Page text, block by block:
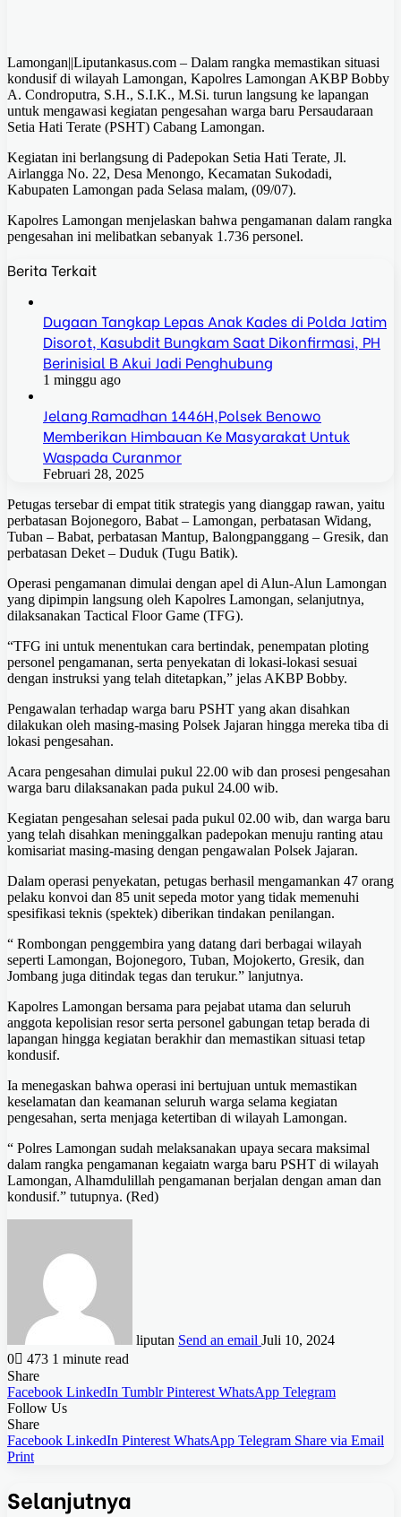
Lamongan||Liputankasus.com – Dalam rangka memastikan situasi
kondusif di wilayah Lamongan, Kapolres Lamongan AKBP Bobby
A. Condroputra, S.H., S.I.K., M.Si. turun langsung ke lapangan
untuk mengawasi kegiatan pengesahan warga baru Persaudaraan
Setia Hati Terate (PSHT) Cabang Lamongan.
Kegiatan ini berlangsung di Padepokan Setia Hati Terate, Jl.
Airlangga No. 22, Desa Menongo, Kecamatan Sukodadi,
Kabupaten Lamongan pada Selasa malam, (09/07).
Kapolres Lamongan menjelaskan bahwa pengamanan dalam rangka
pengesahan ini melibatkan sebanyak 1.736 personel.
Berita Terkait
Dugaan Tangkap Lepas Anak Kades di Polda Jatim
Disorot, Kasubdit Bungkam Saat Dikonfirmasi, PH
Berinisial B Akui Jadi Penghubung
1 minggu ago
Jelang Ramadhan 1446H,Polsek Benowo
Memberikan Himbauan Ke Masyarakat Untuk
Waspada Curanmor
Februari 28, 2025
Petugas tersebar di empat titik strategis yang dianggap rawan, yaitu
perbatasan Bojonegoro, Babat – Lamongan, perbatasan Widang,
Tuban – Babat, perbatasan Mantup, Balongpanggang – Gresik, dan
perbatasan Deket – Duduk (Tugu Batik).
Operasi pengamanan dimulai dengan apel di Alun-Alun Lamongan
yang dipimpin langsung oleh Kapolres Lamongan, selanjutnya,
dilaksanakan Tactical Floor Game (TFG).
“TFG ini untuk menentukan cara bertindak, penempatan ploting
personel pengamanan, serta penyekatan di lokasi-lokasi sesuai
dengan instruksi yang telah ditetapkan,” jelas AKBP Bobby.
Pengawalan terhadap warga baru PSHT yang akan disahkan
dilakukan oleh masing-masing Polsek Jajaran hingga mereka tiba di
lokasi pengesahan.
Acara pengesahan dimulai pukul 22.00 wib dan prosesi pengesahan
warga baru dilaksanakan pada pukul 24.00 wib.
Kegiatan pengesahan selesai pada pukul 02.00 wib, dan warga baru
yang telah disahkan meninggalkan padepokan menuju ranting atau
komisariat masing-masing dengan pengawalan Polsek Jajaran.
Dalam operasi penyekatan, petugas berhasil mengamankan 47 orang
pelaku konvoi dan 85 unit sepeda motor yang tidak memenuhi
spesifikasi teknis (spektek) diberikan tindakan penilangan.
“ Rombongan penggembira yang datang dari berbagai wilayah
seperti Lamongan, Bojonegoro, Tuban, Mojokerto, Gresik, dan
Jombang juga ditindak tegas dan terukur.” lanjutnya.
Kapolres Lamongan bersama para pejabat utama dan seluruh
anggota kepolisian resor serta personel gabungan tetap berada di
lapangan hingga kegiatan berakhir dan memastikan situasi tetap
kondusif.
Ia menegaskan bahwa operasi ini bertujuan untuk memastikan
keselamatan dan keamanan seluruh warga selama kegiatan
pengesahan, serta menjaga ketertiban di wilayah Lamongan.
“ Polres Lamongan sudah melaksanakan upaya secara maksimal
dalam rangka pengamanan kegaiatn warga baru PSHT di wilayah
Lamongan, Alhamdulillah pengamanan berjalan dengan aman dan
kondusif.” tutupnya. (Red)
liputan Send an email Juli 10, 2024
0
473 1 minute read
Share
Facebook LinkedIn Tumblr Pinterest WhatsApp Telegram
Follow Us
Share
Facebook LinkedIn Pinterest WhatsApp Telegram Share via Email
Print
Selanjutnya